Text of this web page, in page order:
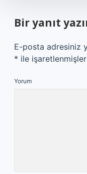
Bir yanıt
E-posta adresiniz
* ile
Yorum